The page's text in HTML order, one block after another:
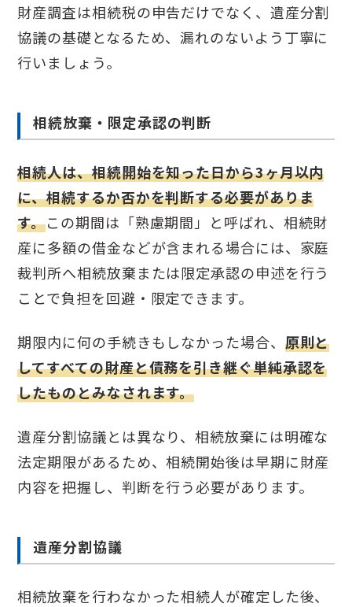
財産調査は相続税の申告だけでなく、遺産分割
協議の基礎となるため、漏れのないよう丁寧に
行いましょう。
相続放棄・限定承認の判断
相続人は、相続開始を知った日から3ヶ月以内
に、相続するか否かを判断する必要がありま
す。この期間は「熟慮期間」と呼ばれ、相続財
産に多額の借金などが含まれる場合には、家庭
裁判所へ相続放棄または限定承認の申述を行う
ことで負担を回避・限定できます。
期限内に何の手続きもしなかった場合、 原則と
してすべての財産と債務を引き継ぐ単純承認を
したものとみなされます。
遺産分割協議とは異なり、相続放棄には明確な
法定期限があるため、相続開始後は早期に財産
内容を把握し、判断を行う必要があります。
遺産分割協議
相続放棄を行わなかった相続人が確定した後、